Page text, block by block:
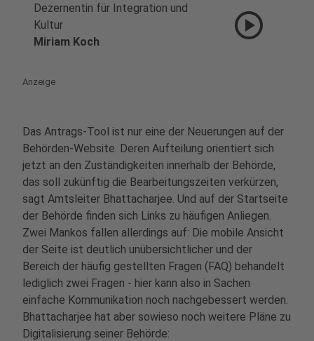
Dezernentin für Integration und
Kultur
Miriam Koch
play_circle
Anzeige
Das Antrags-Tool ist nur eine der Neuerungen auf der
Behörden-Website. Deren Aufteilung orientiert sich
jetzt an den Zuständigkeiten innerhalb der Behörde,
das soll zukünftig die Bearbeitungszeiten verkürzen,
sagt Amtsleiter Bhattacharjee. Und auf der Startseite
der Behörde finden sich Links zu häufigen Anliegen.
Zwei Mankos fallen allerdings auf: Die mobile Ansicht
der Seite ist deutlich unübersichtlicher und der
Bereich der häufig gestellten Fragen (FAQ) behandelt
lediglich zwei Fragen - hier kann also in Sachen
einfache Kommunikation noch nachgebessert werden.
Bhattacharjee hat aber sowieso noch weitere Pläne zu
Digitalisierung seiner Behörde: